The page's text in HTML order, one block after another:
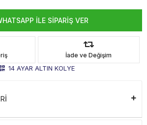
İLE SİPARİŞ VER
İade ve Değişim
14 AYAR ALTIN KOLYE